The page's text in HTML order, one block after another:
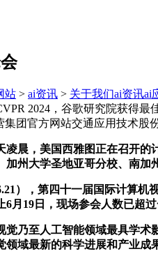
站 > ai资讯 > 关于我们ai资讯ai
2024，谷歌研究院获得最
集团官方网站交通应用技术股
，美国西雅图正在召开的计
加州大学圣地亚哥分校、南加
），第四十一届国际计算机
6月19日，现场参会人数已超过
至人工智能领域最具学术影
领域最新的科学进展和产业成